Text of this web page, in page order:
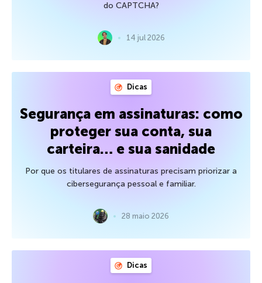
do CAPTCHA?
14 jul 2026
Dicas
Segurança em assinaturas: como
proteger sua conta, sua
carteira… e sua sanidade
Por que os titulares de assinaturas precisam priorizar a
cibersegurança pessoal e familiar.
28 maio 2026
Dicas